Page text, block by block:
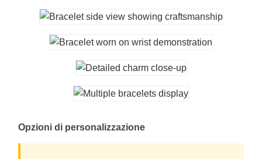
Opzioni di personalizzazione